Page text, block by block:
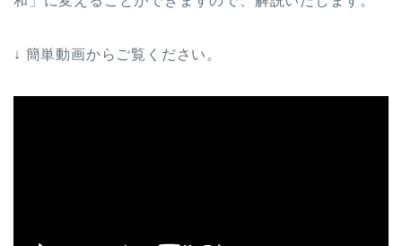
↓ 簡単動画からご覧ください。